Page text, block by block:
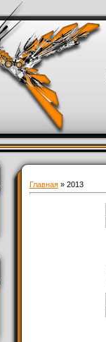
Главная » 2013